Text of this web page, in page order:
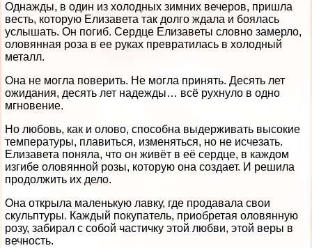
Однажды, в один из холодных зимних вечеров, пришла
весть, которую Елизавета так долго ждала и боялась
услышать. Он погиб. Сердце Елизаветы словно замерло,
оловянная роза в ее руках превратилась в холодный
металл.
Она не могла поверить. Не могла принять. Десять лет
ожидания, десять лет надежды… всё рухнуло в одно
мгновение.
Но любовь, как и олово, способна выдерживать высокие
температуры, плавиться, изменяться, но не исчезать.
Елизавета поняла, что он живёт в её сердце, в каждом
изгибе оловянной розы, которую она создает. И решила
продолжить их дело.
Она открыла маленькую лавку, где продавала свои
скульптуры. Каждый покупатель, приобретая оловянную
розу, забирал с собой частичку этой любви, этой веры в
вечность.